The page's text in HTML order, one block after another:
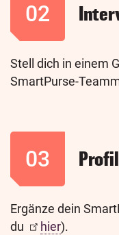
02
Stell dich in einem
SmartPurse-
03 Profil
Ergänze dein
du
hier).